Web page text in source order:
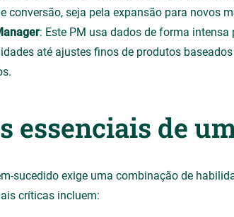
conversão, seja pela expansão para novos
: Este PM usa dados de forma intensa
até ajustes finos de produtos
essenciais de
sucedido exige uma combinação de
críticas incluem: